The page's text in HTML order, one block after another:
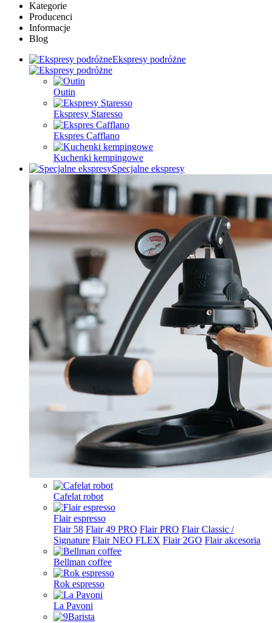
Kategorie
Producenci
Informacje
Blog
Ekspresy podróżne
Outin
Ekspresy Staresso
Ekspres Cafflano
Kuchenki kempingowe
Specjalne ekspresy
Cafelat robot
Flair espresso
Flair 58 Flair 49 PRO Flair PRO Flair Classic /
Signature Flair NEO FLEX Flair 2GO Flair akcesoria
Bellman coffee
Rok espresso
La Pavoni